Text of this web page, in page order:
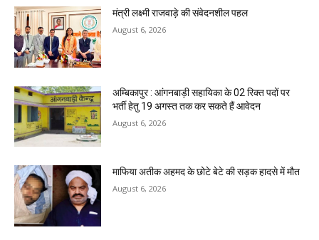
मंत्री लक्ष्मी राजवाड़े की संवेदनशील पहल
August 6, 2026
अम्बिकापुर : आंगनबाड़ी सहायिका के 02 रिक्त पदों पर
भर्ती हेतु 19 अगस्त तक कर सकते हैं आवेदन
August 6, 2026
माफिया अतीक अहमद के छोटे बेटे की सड़क हादसे में मौत
August 6, 2026